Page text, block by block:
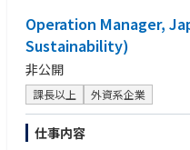
Operation Manager,
Sustainability)
非公開
課長以上 外資系企業
仕事内容